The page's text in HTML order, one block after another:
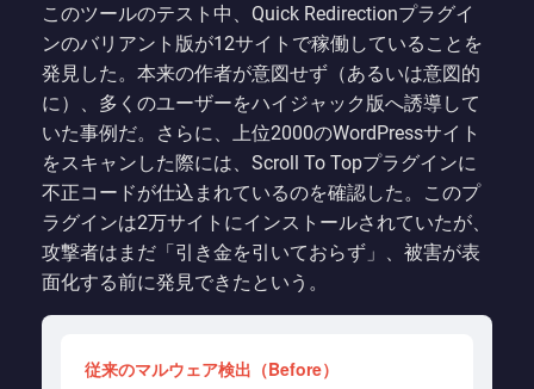
このツールのテスト中、Quick Redirectionプラグイ
ンのバリアント版が12サイトで稼働していることを
発見した。本来の作者が意図せず（あるいは意図的
に）、多くのユーザーをハイジャック版へ誘導して
いた事例だ。さらに、上位2000のWordPressサイト
をスキャンした際には、Scroll To Topプラグインに
不正コードが仕込まれているのを確認した。このプ
ラグインは2万サイトにインストールされていたが、
攻撃者はまだ「引き金を引いておらず」、被害が表
面化する前に発見できたという。
従来のマルウェア検出（Before）